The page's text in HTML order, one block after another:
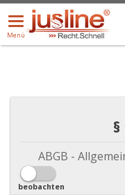
Menü
öffnen/schließen
Menü
ALLE DROPDOWN:
ABGB -
beobachten